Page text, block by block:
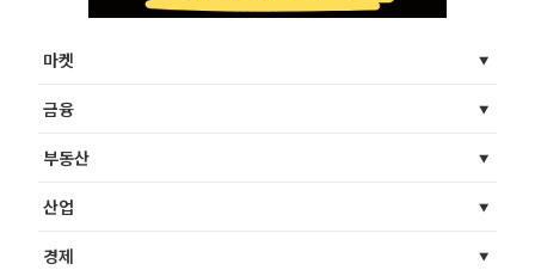
마켓
금융
부동산
산업
경제